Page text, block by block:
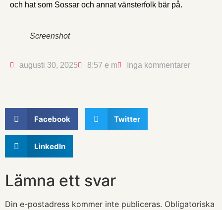
och hat som Sossar och annat vänsterfolk bär på.
Screenshot
augusti 30, 2025 8:57 e m Inga kommentarer
Facebook Twitter
LinkedIn
Lämna ett svar
Din e-postadress kommer inte publiceras. Obligatoriska